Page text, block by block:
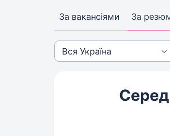
За вакансіями За